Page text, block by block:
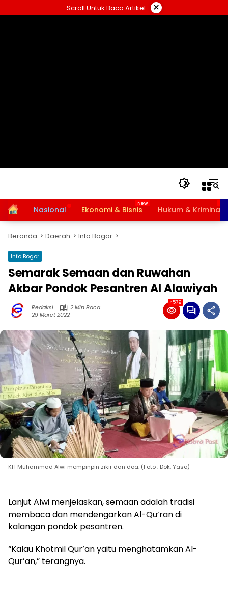
ke
Scroll Untuk Baca Artikel ×
HomeNasional Ekonomi & Bisnis Hukum & Kriminal
Beranda Daerah Info Bogor
Info Bogor
Semarak Semaan dan Ruwahan
Akbar Pondok Pesantren Al Alawiyah
Redaksi
2 Min Baca
29 Maret 2022
4579
KH Muhammad Alwi mempinpin zikir dan doa. (Foto : Dok. Yaso)
Lanjut Alwi menjelaskan, semaan adalah tradisi
membaca dan mendengarkan Al-Qu’ran di
kalangan pondok pesantren.
“Kalau Khotmil Qur’an yaitu menghatamkan Al-
Qur’an,” terangnya.